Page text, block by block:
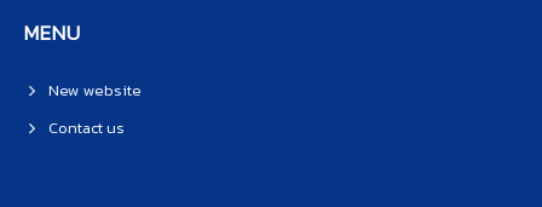
MENU
New website
Contact us